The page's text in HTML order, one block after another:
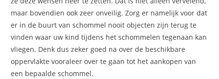
maar bovendien ook zeer onveilig. Zorg er namelijk voor dat
er in de buurt van schommel nooit objecten zijn terug te
vinden waar uw kind tijdens het schommelen tegenaan kan
vliegen. Denk dus zeker goed na over de beschikbare
oppervlakte vooraleer over te gaan tot het aankopen van
een bepaalde schommel.